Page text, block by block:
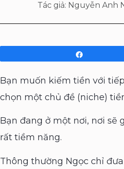
Tác giả: Nguyễn Anh
Bạn muốn kiếm tiền với
chọn một chủ đề (niche)
Bạn đang ở một nơi, nơi
rất tiềm năng.
Thông thường Ngọc chỉ